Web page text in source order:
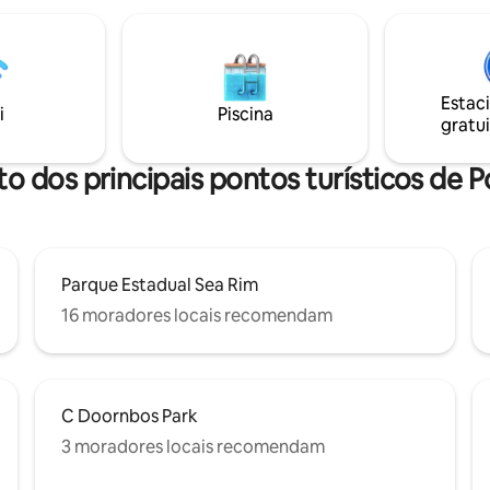
Piscina
dos principais pontos turísticos de
Parque Estadual Sea Rim
16 moradores locais recomendam
C Doornbos Park
3 moradores locais recomendam